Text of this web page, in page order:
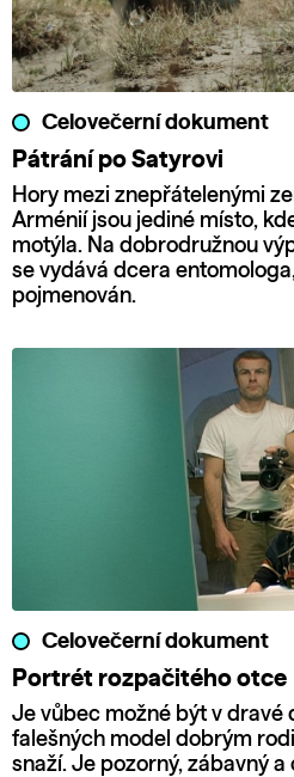
Celovečerní dokument
Pátrání po Satyrovi
Hory mezi znepřátelenými
Arménií jsou jediné místo,
motýla. Na dobrodružnou
se vydává dcera
pojmenován.
Celovečerní dokument
Portrét rozpačitého otce
Je vůbec možné být v dravé
falešných model dobrým
snaží. Je pozorný, zábavný